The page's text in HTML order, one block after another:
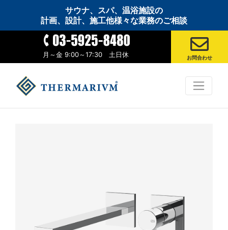
サウナ、スパ、温浴施設の
計画、設計、施工他様々な業務のご相談
月～金 9:00～17:30 土日休 お問合わせ